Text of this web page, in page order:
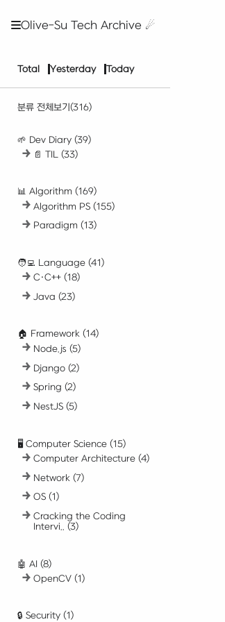
Olive-Su Tech Archive ☄︎
Total Yesterday Today
분류 전체보기(316)
🌱 Dev Diary (39)
📄 TIL(33)
📊 Algorithm (169)
Algorithm PS(155)
Paradigm(13)
🧑‍💻 Language (41)
C·C++(18)
Java(23)
🏠 Framework (14)
Node.js(5)
Django(2)
Spring(2)
NestJS(5)
🖥️ Computer Science (15)
Computer Architecture(4)
Network(7)
OS(1)
Cracking the Coding
Intervi..(3)
🤖 AI (8)
OpenCV(1)
🔒 Security (1)